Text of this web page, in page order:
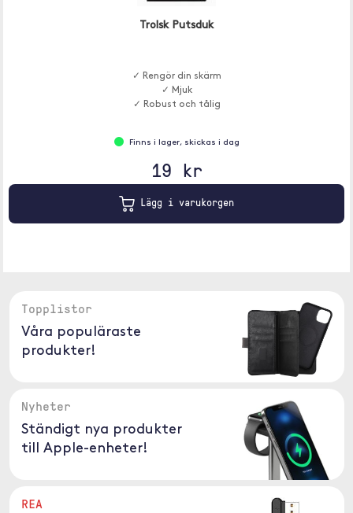
Trolsk Putsduk
✓ Rengör din skärm
✓ Mjuk
✓ Robust och tålig
Finns i lager, skickas i dag
19 kr
Lägg i varukorgen
Topplistor
Våra populäraste
produkter!
Nyheter
Ständigt nya produkter
till Apple-enheter!
REA